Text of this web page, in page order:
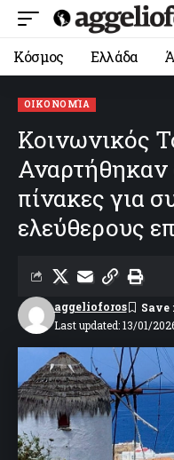
Κόσμος Ελλάδα
ΟΙΚΟΝΟΜΊΑ
Κοινωνικός
Αναρτήθηκαν
πίνακες για
ελεύθερους
Last updated: 13/01/
aggelioforos